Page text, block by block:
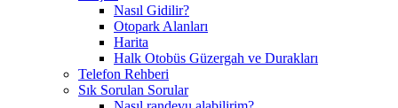
Nasıl Gidilir?
Otopark Alanları
Harita
Halk Otobüs Güzergah ve Durakları
Telefon Rehberi
Sık Sorulan Sorular